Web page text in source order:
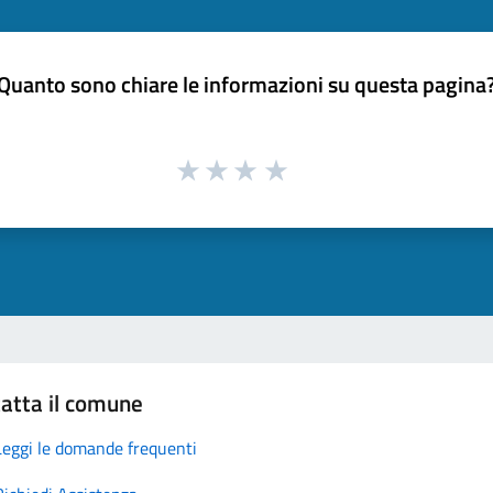
sono chiare le informazioni su questa
il comune
le domande frequenti